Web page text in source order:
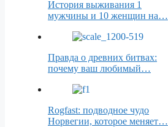
История выживания 1
мужчины и 10 женщин на…
Правда о древних битвах:
почему ваш любимый…
Rogfast: подводное чудо
Норвегии, которое меняет…